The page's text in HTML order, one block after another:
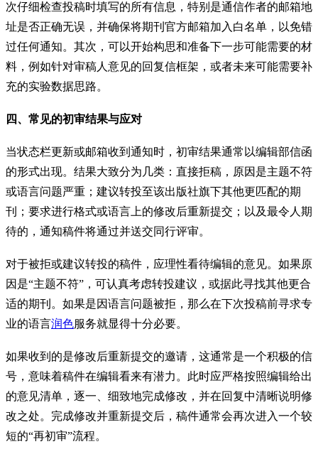
次仔细检查投稿时填写的所有信息，特别是通信作者的邮箱地
址是否正确无误，并确保将期刊官方邮箱加入白名单，以免错
过任何通知。其次，可以开始构思和准备下一步可能需要的材
料，例如针对审稿人意见的回复信框架，或者未来可能需要补
充的实验数据思路。
四、常见的初审结果与应对
当状态栏更新或邮箱收到通知时，初审结果通常以编辑部信函
的形式出现。结果大致分为几类：直接拒稿，原因是主题不符
或语言问题严重；建议转投至该出版社旗下其他更匹配的期
刊；要求进行格式或语言上的修改后重新提交；以及最令人期
待的，通知稿件将通过并送交同行评审。
对于被拒或建议转投的稿件，应理性看待编辑的意见。如果原
因是“主题不符”，可认真考虑转投建议，或据此寻找其他更合
适的期刊。如果是因语言问题被拒，那么在下次投稿前寻求专
业的语言润色服务就显得十分必要。
如果收到的是修改后重新提交的邀请，这通常是一个积极的信
号，意味着稿件在编辑看来有潜力。此时应严格按照编辑给出
的意见清单，逐一、细致地完成修改，并在回复中清晰说明修
改之处。完成修改并重新提交后，稿件通常会再次进入一个较
短的“再初审”流程。